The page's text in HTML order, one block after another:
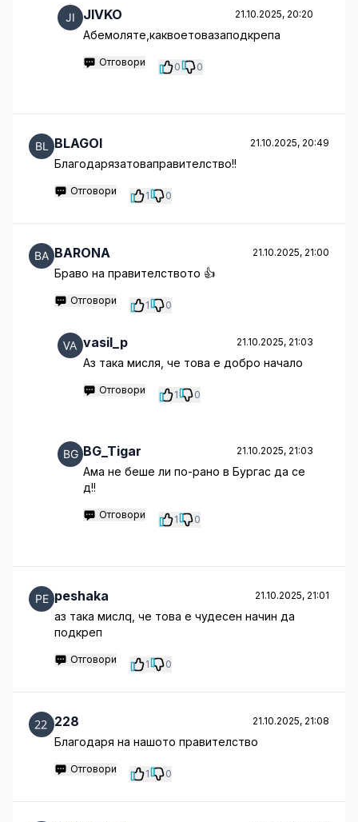
JIVKO 21.10.2025, 20:20
Абемоляте,каквоетовазаподкрепа
Отговори 0 0
BLAGOI 21.10.2025, 20:49
Благодарязатоваправителство!!
Отговори 1 0
BARONA 21.10.2025, 21:00
Браво на правителството 👍
Отговори 1 0
vasil_p 21.10.2025, 21:03
Аз така мисля, че това е добро начало
Отговори 1 0
BG_Tigar 21.10.2025, 21:03
Ама не беше ли по-рано в Бургас да се
д!!
Отговори 1 0
peshaka 21.10.2025, 21:01
аз така мислq, че това е чудесен начин да
подкреп
Отговори 1 0
228 21.10.2025, 21:08
Благодаря на нашото правителство
Отговори 1 0